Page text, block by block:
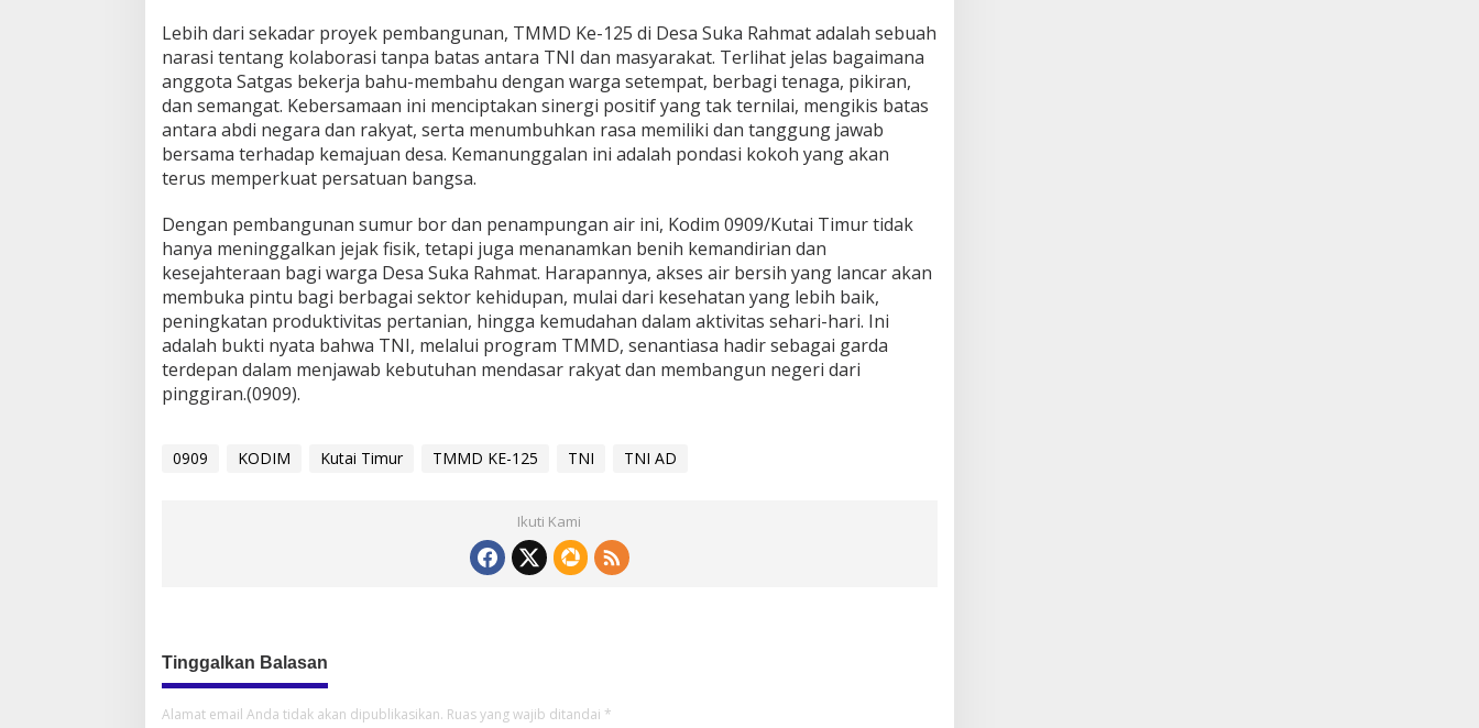
Lebih dari sekadar proyek pembangunan, TMMD Ke-125 di Desa Suka Rahmat adalah sebuah
narasi tentang kolaborasi tanpa batas antara TNI dan masyarakat. Terlihat jelas bagaimana
anggota Satgas bekerja bahu-membahu dengan warga setempat, berbagi tenaga, pikiran,
dan semangat. Kebersamaan ini menciptakan sinergi positif yang tak ternilai, mengikis batas
antara abdi negara dan rakyat, serta menumbuhkan rasa memiliki dan tanggung jawab
bersama terhadap kemajuan desa. Kemanunggalan ini adalah pondasi kokoh yang akan
terus memperkuat persatuan bangsa.
Dengan pembangunan sumur bor dan penampungan air ini, Kodim 0909/Kutai Timur tidak
hanya meninggalkan jejak fisik, tetapi juga menanamkan benih kemandirian dan
kesejahteraan bagi warga Desa Suka Rahmat. Harapannya, akses air bersih yang lancar akan
membuka pintu bagi berbagai sektor kehidupan, mulai dari kesehatan yang lebih baik,
peningkatan produktivitas pertanian, hingga kemudahan dalam aktivitas sehari-hari. Ini
adalah bukti nyata bahwa TNI, melalui program TMMD, senantiasa hadir sebagai garda
terdepan dalam menjawab kebutuhan mendasar rakyat dan membangun negeri dari
pinggiran.(0909).
0909 KODIM Kutai Timur TMMD KE-125 TNI TNI AD
Ikuti Kami
Tinggalkan Balasan
Alamat email Anda tidak akan dipublikasikan. Ruas yang wajib ditandai *